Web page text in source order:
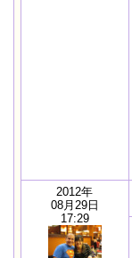
2012年
08月29日
17:29